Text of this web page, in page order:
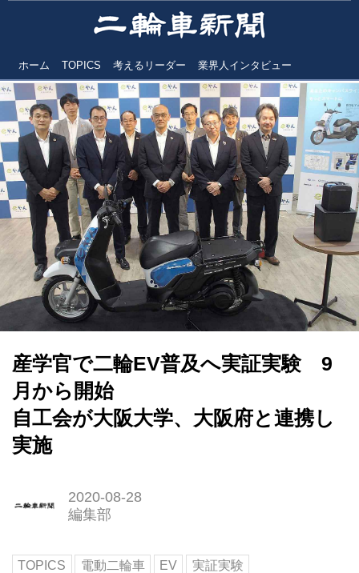
ホーム TOPICS 考えるリーダー 業界人インタビュー
産学官で二輪EV普及へ実証実験 9
月から開始
自工会が大阪大学、大阪府と連携し
実施
2020-08-28
編集部
TOPICS 電動二輪車 EV
実証実験